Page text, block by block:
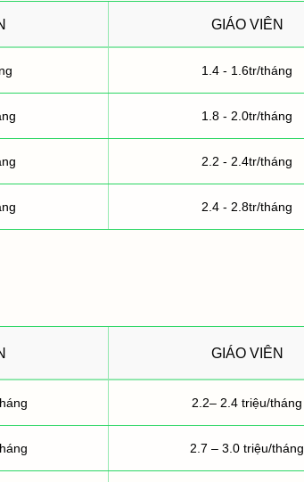
GIÁO VIÊN
1.4 - 1.6tr/tháng
1.8 - 2.0tr/tháng
2.2 - 2.4tr/tháng
2.4 - 2.8tr/tháng
GIÁO VIÊN
2.2– 2.4 triệu/tháng
2.7 – 3.0 triệu/tháng